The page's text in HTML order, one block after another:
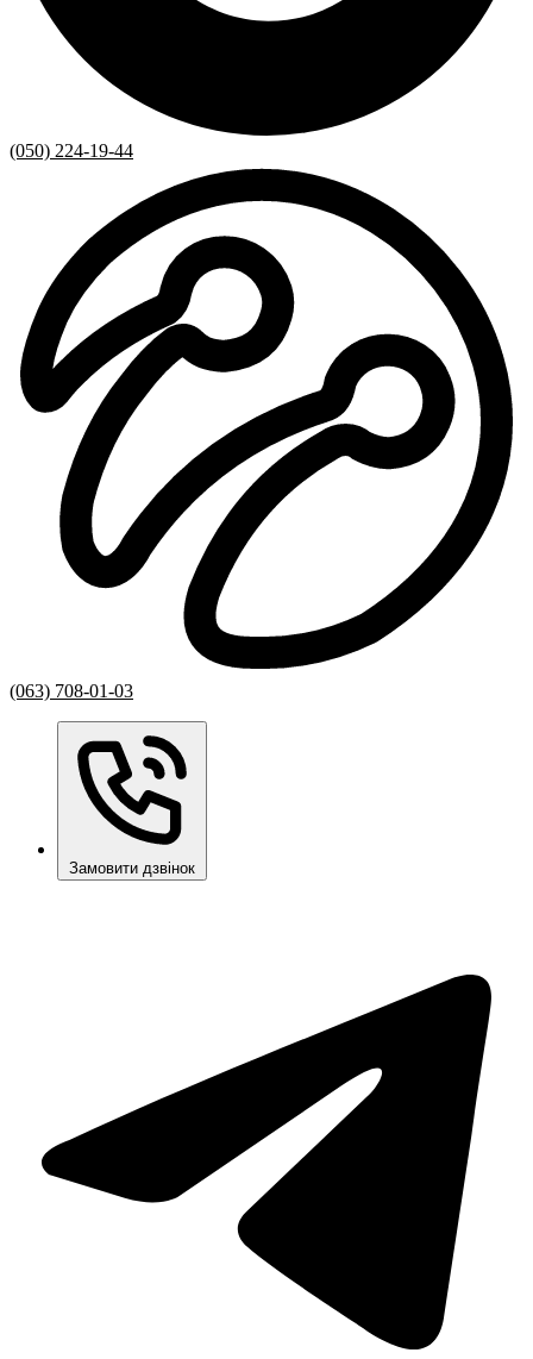
(050) 224-19-44
(063) 708-01-03
Замовити дзвінок